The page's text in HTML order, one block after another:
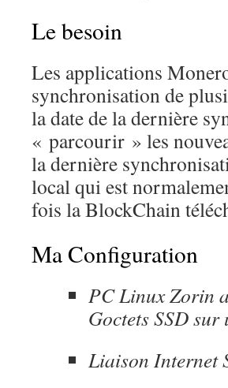
Le besoin
Les applications
synchronisation de
la date de la dernière
« parcourir » les
la dernière
local qui est
fois la BlockChain
Ma Configuration
PC Linux Zorin
Goctets SSD
Liaison Internet